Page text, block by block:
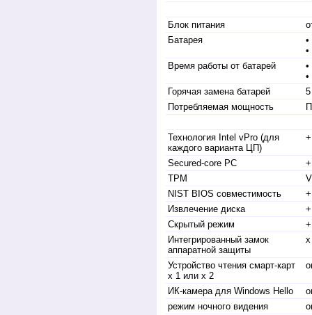
Блок питания
Батарея
Время работы от батарей
Горячая замена батарей
Потребляемая мощность
Технология Intel vPro (для
каждого варианта ЦП)
+
Secured-core PC
+
TPM
NIST BIOS совместимость
+
Извлечение диска
+
Скрытый режим
+
Интегрированный замок
аппаратной защиты
x
Устройство чтения смарт-карт
x 1 или x 2
ИК-камера для Windows Hello
режим ночного видения